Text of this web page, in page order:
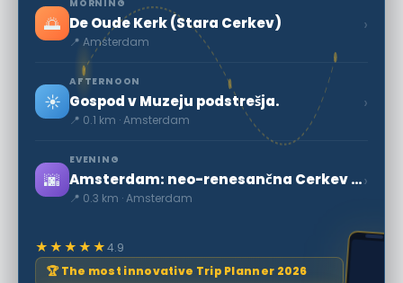
🌅
MORNING
De Oude Kerk (Stara Cerkev)
📍 Amsterdam
›
☀️
AFTERNOON
Gospod v Muzeju podstrešja.
📍 0.1 km · Amsterdam
›
🌆
EVENING
Amsterdam: neo-renesančna Cerkev sv. Nikolaja
📍 0.3 km · Amsterdam
›
★★★★★4.9
🏆 The most innovative Trip Planner 2026